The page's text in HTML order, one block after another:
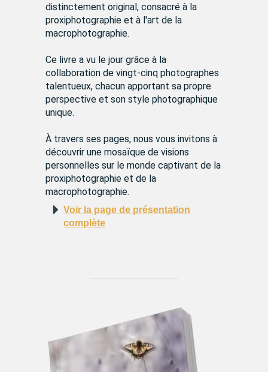
distinctement original, consacré à la
proxiphotographie et à l'art de la
macrophotographie.
Ce livre a vu le jour grâce à la
collaboration de vingt-cinq photographes
talentueux, chacun apportant sa propre
perspective et son style photographique
unique.
À travers ses pages, nous vous invitons à
découvrir une mosaïque de visions
personnelles sur le monde captivant de la
proxiphotographie et de la
macrophotographie.
Voir la page de présentation
complète